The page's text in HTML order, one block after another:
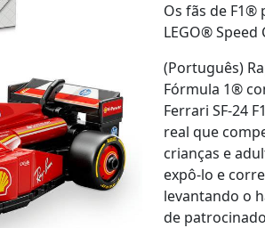
Os fãs de
LEGO®
(Português)
Fórmula 1®
Ferrari SF-24
real que
crianças e
expô-lo e
levantando o
de